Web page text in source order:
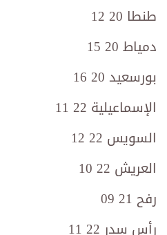
طنطا 20 12
دمياط 20 15
بورسعيد 20 16
الإسماعيلية 22 11
السويس 22 12
العريش 22 10
رفح 21 09
رأس سدر 22 11